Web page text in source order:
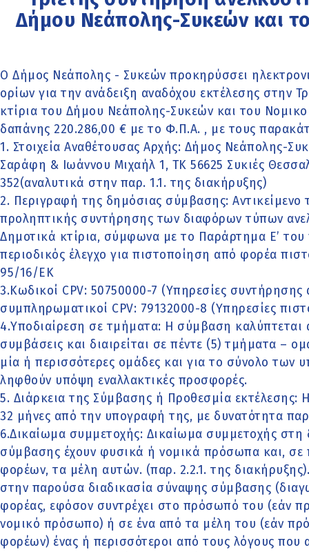
Δήμου Νεάπολης-Συκεών και
Ο Δήμος Νεάπολης - Συκεών προκηρύσσει
ορίων για την ανάδειξη αναδόχου εκτέλεσης στην
κτίρια του Δήμου Νεάπολης-Συκεών και του
δαπάνης 220.286,00 € με το Φ.Π.Α. , με τους
1. Στοιχεία Αναθέτουσας Αρχής: Δήμος Νεάπολης-
Σαράφη & Ιωάννου Μιχαήλ 1, ΤΚ 56625 Συκιές
352(αναλυτικά στην παρ. 1.1. της διακήρυξης)
2. Περιγραφή της δημόσιας σύμβασης:
προληπτικής συντήρησης των διαφόρων τύπων
Δημοτικά κτίρια, σύμφωνα με το Παράρτημα Ε’ του
περιοδικός έλεγχο για πιστοποίηση από φορέα
95/16/ΕΚ
3.Κωδικοί CPV: 50750000-7 (Υπηρεσίες συντήρησης
συμπληρωματικοί CPV: 79132000-8 (Υπηρεσίες
4.Υποδιαίρεση σε τμήματα: Η σύμβαση καλύπτεται
συμβάσεις και διαιρείται σε πέντε (5) τμήματα –
μία ή περισσότερες ομάδες και για το σύνολο των
ληφθούν υπόψη εναλλακτικές προσφορές.
5. Διάρκεια της Σύμβασης ή Προθεσμία εκτέλεσης:
32 μήνες από την υπογραφή της, με δυνατότητα
6.Δικαίωμα συμμετοχής: Δικαίωμα συμμετοχής
σύμβασης έχουν φυσικά ή νομικά πρόσωπα και,
φορέων, τα μέλη αυτών. (παρ. 2.2.1. της
στην παρούσα διαδικασία σύναψης σύμβασης
φορέας, εφόσον συντρέχει στο πρόσωπό του (εάν
νομικό πρόσωπο) ή σε ένα από τα μέλη του (εάν
φορέων) ένας ή περισσότεροι από τους λόγους